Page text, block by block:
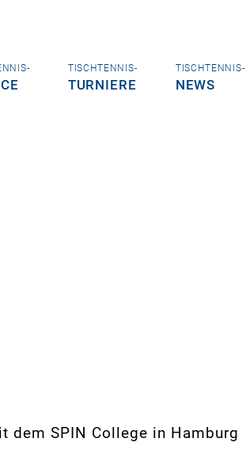
TISCHTENNIS-
TURNIERE
TISCHTENNIS-
NEWS
dem SPIN College in Hamburg